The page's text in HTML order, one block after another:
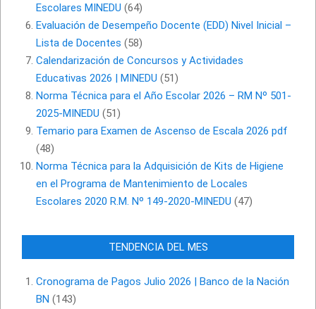
Escolares MINEDU (64)
Evaluación de Desempeño Docente (EDD) Nivel Inicial –
Lista de Docentes (58)
Calendarización de Concursos y Actividades
Educativas 2026 | MINEDU (51)
Norma Técnica para el Año Escolar 2026 – RM Nº 501-
2025-MINEDU (51)
Temario para Examen de Ascenso de Escala 2026 pdf
(48)
Norma Técnica para la Adquisición de Kits de Higiene
en el Programa de Mantenimiento de Locales
Escolares 2020 R.M. Nº 149-2020-MINEDU (47)
TENDENCIA DEL MES
Cronograma de Pagos Julio 2026 | Banco de la Nación
BN (143)